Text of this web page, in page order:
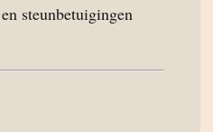
steunbetuigingen